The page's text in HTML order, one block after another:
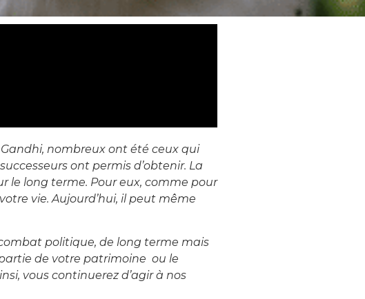
nombreux ont été ceux qui
ont permis d’obtenir. La
le long terme. Pour eux, comme pour
vie. Aujourd’hui, il peut même
politique, de long terme mais
de votre patrimoine ou le
vous continuerez d’agir à nos